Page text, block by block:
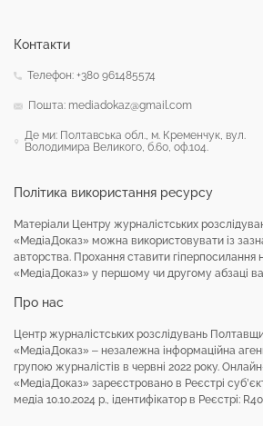
Про нас
Центр журналістських розслідувань
«МедіаДоказ» – незалежна інформаційна
групою журналістів в червні 2022 року.
«МедіаДоказ» зареєстровано в Реєстрі
медіа 10.10.2024 р., ідентифікатор в Реєстрі:
Політика використання ресурсу
Матеріали Центру журналістських
«МедіаДоказ» можна використовувати із
авторства. Прохання ставити гіперпосилання
«МедіаДоказ» у першому чи другому абзаці
Контакти
Телефон: +380 961485574
Пошта: mediadokaz@gmail.com
Де ми: Полтавська обл., м. Кременчук, вул.
Володимира Великого, б.60, оф.104.